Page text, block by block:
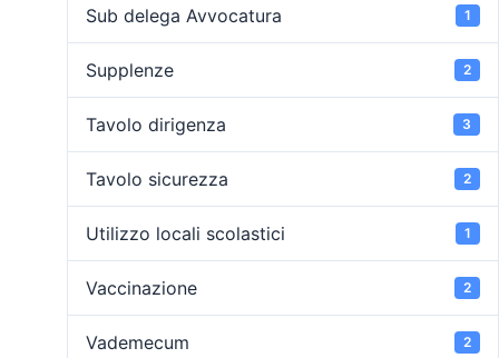
Sub delega Avvocatura 1
Supplenze 2
Tavolo dirigenza 3
Tavolo sicurezza 2
Utilizzo locali scolastici 1
Vaccinazione 2
Vademecum 2